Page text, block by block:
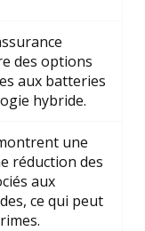
des options
aux batteries
hybride.
une
réduction des
aux
ce qui peut